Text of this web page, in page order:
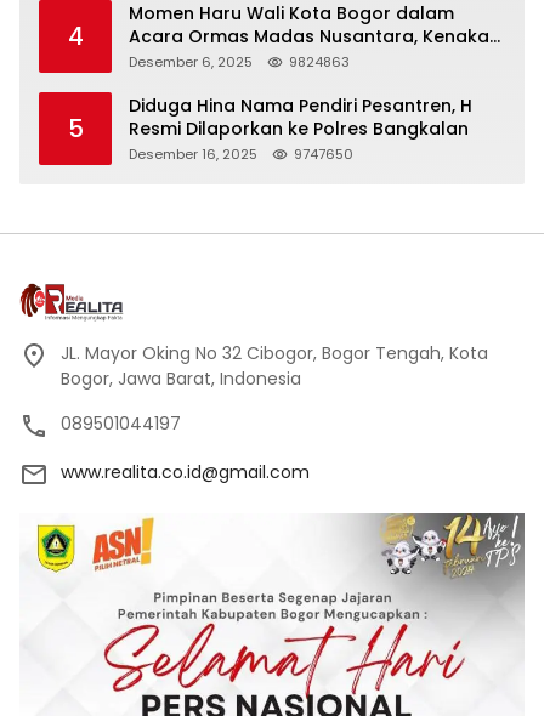
4
Momen Haru Wali Kota Bogor dalam
Acara Ormas Madas Nusantara, Kenakan
Peci Hitam Tinggi sebagai Simbol
Desember 6, 2025 9824863
5
Diduga Hina Nama Pendiri Pesantren, H
Resmi Dilaporkan ke Polres Bangkalan
Desember 16, 2025 9747650
JL. Mayor Oking No 32 Cibogor, Bogor Tengah, Kota
Bogor, Jawa Barat, Indonesia
089501044197
www.realita.co.id@gmail.com